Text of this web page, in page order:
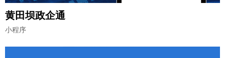
黄田坝政企通
小程序